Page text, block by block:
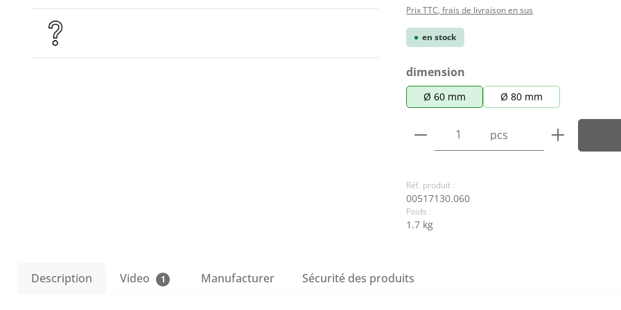
Prix TTC, frais de livraison en sus
en stock
Sélectionnez
dimension
Ø 60 mm Ø 80 mm
Quantité de produit :
pcs
Réf. produit :
00517130.060
Poids :
1.7 kg
Description Video 1 Manufacturer Sécurité des produits